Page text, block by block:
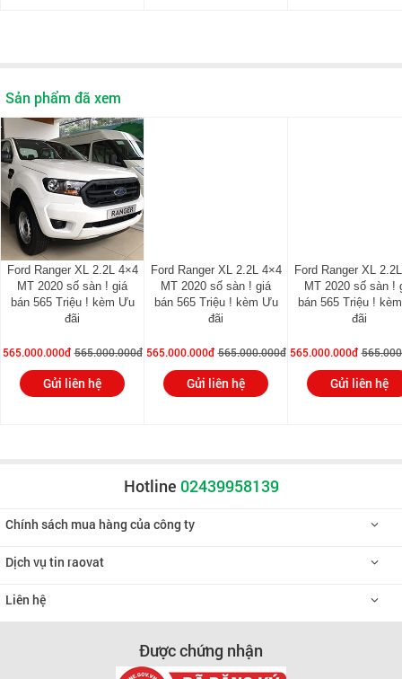
Sản phẩm đã xem
Ford Ranger XL 2.2L 4×4
MT 2020 số sàn ! giá
bán 565 Triệu ! kèm Ưu
đãi
565.000.000đ 565.000.000đ
Gửi liên hệ
Ford Ranger XL 2.2L 4×4
MT 2020 số sàn ! giá
bán 565 Triệu ! kèm Ưu
đãi
565.000.000đ 565.000.000đ
Gửi liên hệ
Ford Ranger XL
MT 2020 số sàn !
bán 565 Triệu !
đãi
565.000.000đ
Gửi liên hệ
Hotline 02439958139
Chính sách mua hàng của công ty
Dịch vụ tin raovat
Liên hệ
Được chứng nhận